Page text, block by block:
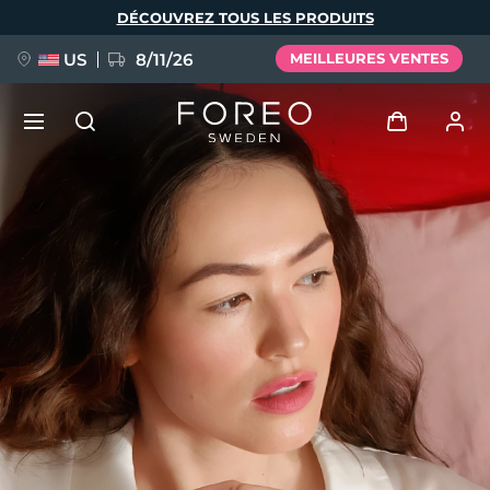
DÉCOUVREZ TOUS LES PRODUITS
US 8/11/26 MEILLEURES VENTES
Se connecter
Profil de l'utilisateur
Mes appareils
Mes commandes
Mes adresses
Mes abonnements
FAQ™ Pure Beauty-Tech Elixir
BREAKING NEWS
issa™ Teeth Whitening Set
Langue
English Deutsch
Español
Français
Português
Polski
Svenska
Русский
Türkçe
简体中文 繁體中文